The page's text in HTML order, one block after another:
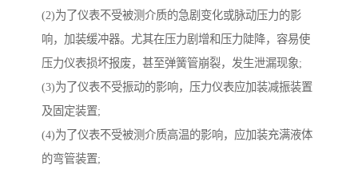
(2)为了仪表不受被测介质的急剧变化或脉动压力的影
响，加装缓冲器。尤其在压力剧增和压力陡降，容易使
压力仪表损坏报废，甚至弹簧管崩裂，发生泄漏现象;
(3)为了仪表不受振动的影响，压力仪表应加装减振装置
及固定装置;
(4)为了仪表不受被测介质高温的影响，应加装充满液体
的弯管装置;